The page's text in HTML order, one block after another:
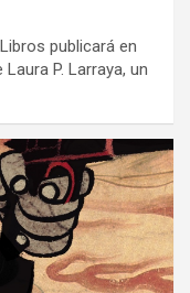
publicará en
P. Larraya, un